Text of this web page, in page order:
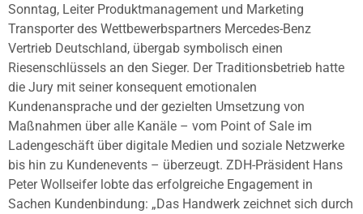
Sonntag, Leiter Produktmanagement und Marketing
Transporter des Wettbewerbspartners Mercedes-Benz
Vertrieb Deutschland, übergab symbolisch einen
Riesenschlüssels an den Sieger. Der Traditionsbetrieb hatte
die Jury mit seiner konsequent emotionalen
Kundenansprache und der gezielten Umsetzung von
Maßnahmen über alle Kanäle – vom Point of Sale im
Ladengeschäft über digitale Medien und soziale Netzwerke
bis hin zu Kundenevents – überzeugt. ZDH-Präsident Hans
Peter Wollseifer lobte das erfolgreiche Engagement in
Sachen Kundenbindung: „Das Handwerk zeichnet sich durch